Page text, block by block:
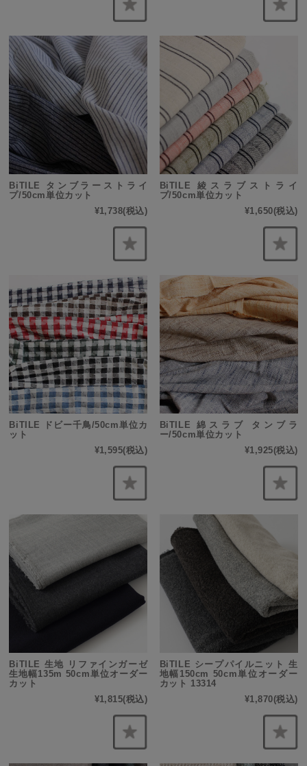
BiTILE タンブラーストライ
プ/50cm単位カット
¥1,738(税込)
BiTILE 綾スラブストライ
プ/50cm単位カット
¥1,650(税込)
BiTILE ドビー千鳥/50cm単位カ
ット
¥1,595(税込)
BiTILE 綿スラブ タンブラ
ー/50cm単位カット
¥1,925(税込)
BiTILE 生地 リファインガーゼ
生地幅135m 50cm単位オーダー
カット
¥1,815(税込)
BiTILE シープパイルニット 生
地幅150cm 50cm単位オーダー
カット 13314
¥1,870(税込)